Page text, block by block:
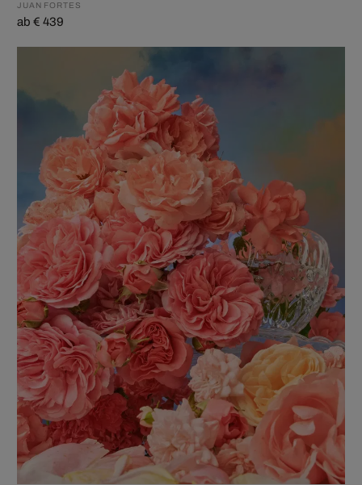
JUAN FORTES
ab € 439